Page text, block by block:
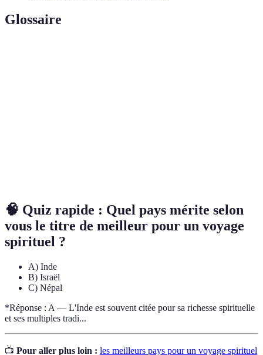
Glossaire
🧠 Quiz rapide : Quel pays mérite selon
vous le titre de meilleur pour un voyage
spirituel ?
A) Inde
B) Israël
C) Népal
*Réponse : A — L'Inde est souvent citée pour sa richesse spirituelle
et ses multiples tradi...
📺 Pour aller plus loin : les meilleurs pays pour un voyage spirituel